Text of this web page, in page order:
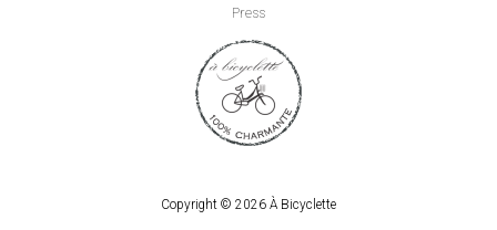
Press
Copyright © 2026 À Bicyclette